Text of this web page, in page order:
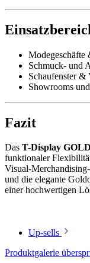
Modegeschäfte
Schmuck- und
Schaufenster &
Showrooms
Fazit
Das T-Display
funktionaler
Visual-
und die elegante
einer hochwertigen
Up-sells
Produktgalerie